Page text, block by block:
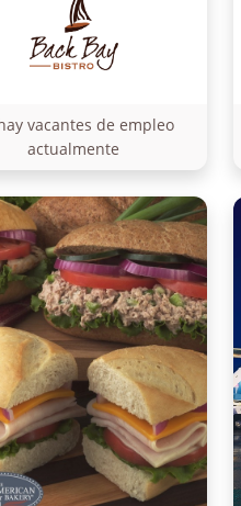
vacantes de empleo
actualmente